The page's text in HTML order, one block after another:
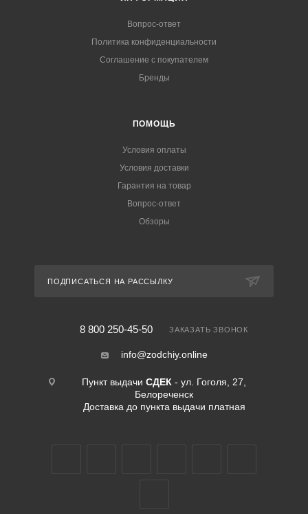
Вопрос-ответ
Политика конфиденциальности
Соглашение с покупателем
Бренды
ПОМОЩЬ
Условия оплаты
Условия доставки
Гарантия на товар
Вопрос-ответ
Обзоры
ПОДПИСАТЬСЯ НА РАССЫЛКУ
8 800 250-45-50 ЗАКАЗАТЬ ЗВОНОК
info@zodchiy.online
Пункт выдачи СДЕК - ул. Гоголя, 27,
Белореченск
Доставка до пункта выдачи платная